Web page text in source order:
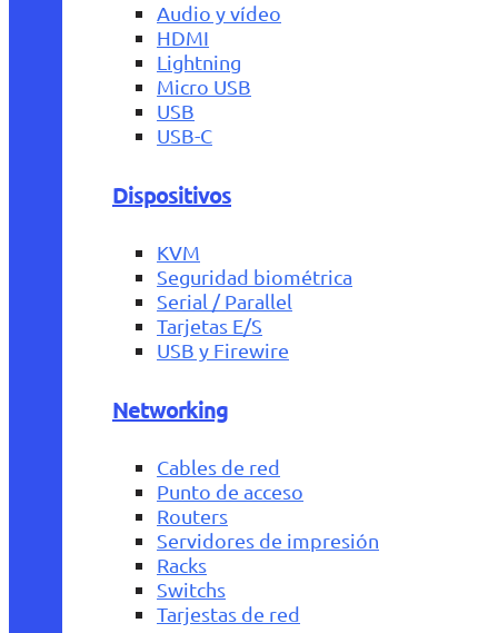
Audio y vídeo
HDMI
Lightning
Micro USB
USB
USB-C
Dispositivos
KVM
Seguridad biométrica
Serial / Parallel
Tarjetas E/S
USB y Firewire
Networking
Cables de red
Punto de acceso
Routers
Servidores de impresión
Racks
Switchs
Tarjestas de red